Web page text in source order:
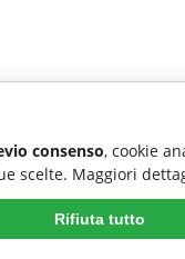
consenso, cookie
scelte. Maggiori
Rifiuta tutto